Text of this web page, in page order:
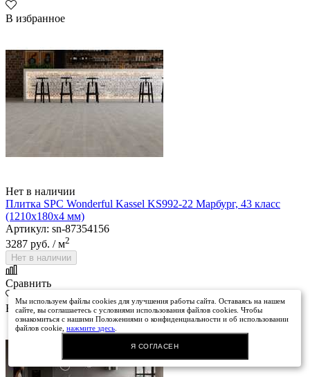
В избранное
Нет в наличии
Плитка SPC Wonderful Kassel KS992-22 Марбург, 43 класс
(1210х180х4 мм)
Артикул: sn-87354156
3287 руб. / м2
Нет в наличии
Сравнить
В избранное
Мы используем файлы cookies для улучшения работы сайта. Оставаясь на нашем
сайте, вы соглашаетесь с условиями использования файлов cookies. Чтобы
ознакомиться с нашими Положениями о конфиденциальности и об использовании
файлов cookie,нажмите здесь
Я СОГЛАСЕН